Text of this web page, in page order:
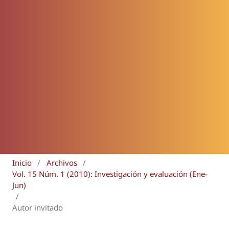
Inicio / Archivos /
Vol. 15 Núm. 1 (2010): Investigación y evaluación (Ene-
Jun)
/
Autor invitado